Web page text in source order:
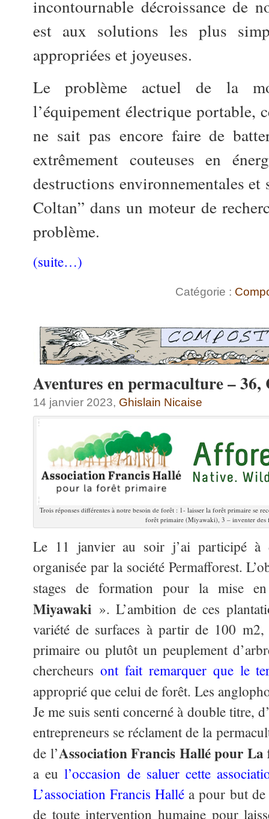
incontournable décroissance de
est aux solutions les plus
appropriées et joyeuses.
Le problème actuel de la
l’équipement électrique portable,
ne sait pas encore faire de
extrêmement couteuses en
destructions environnementales et
Coltan” dans un moteur de
problème.
(suite…)
Catégorie :
Aventures en permaculture –
14 janvier 2023, Ghislain Nicaise
Trois réponses différentes à notre besoin de forêt : 1- laisser la forêt primaire se
forêt primaire (Miyawaki), 3 – inventer des
Le 11 janvier au soir j’ai participé à
organisée par la société Permafforest.
stages de formation pour la mise
Miyawaki ». L’ambition de ces
variété de surfaces à partir de 100
primaire ou plutôt un peuplement
chercheurs ont fait remarquer que le
approprié que celui de forêt. Les
Je me suis senti concerné à double titre,
entrepreneurs se réclament de la
de l’Association Francis Hallé pour
a eul’occasion de saluer cette
L’association Francis Hallé a pour but de
de toute intervention humaine pour